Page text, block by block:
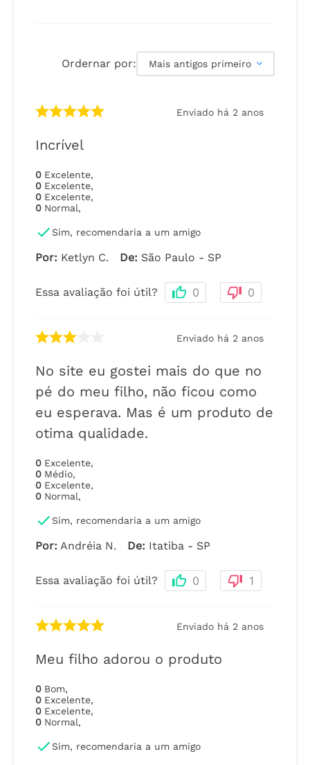
Ordernar por: Mais antigos primeiro
Enviado há 2 anos
Incrível
0 Excelente,
0 Excelente,
0 Excelente,
0 Normal,
Sim, recomendaria a um amigo
Por: Ketlyn C. De: São Paulo - SP
Essa avaliação foi útil? 0 0
Enviado há 2 anos
No site eu gostei mais do que no
pé do meu filho, não ficou como
eu esperava. Mas é um produto de
otima qualidade.
0 Excelente,
0 Médio,
0 Excelente,
0 Normal,
Sim, recomendaria a um amigo
Por: Andréia N. De: Itatiba - SP
Essa avaliação foi útil? 0 1
Enviado há 2 anos
Meu filho adorou o produto
0 Bom,
0 Excelente,
0 Excelente,
0 Normal,
Sim, recomendaria a um amigo